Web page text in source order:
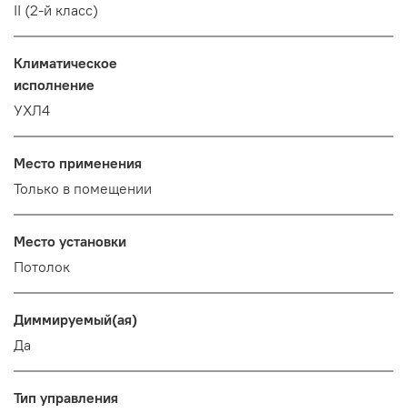
II (2-й класс)
Климатическое
исполнение
УХЛ4
Место применения
Только в помещении
Место установки
Потолок
Диммируемый(ая)
Да
Тип управления